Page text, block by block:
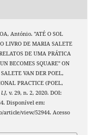
António. "ATÉ O SOL
LIVRO DE MARIA SALETE
DE UMA PRÁTICA
BECOMES SQUARE" ON
VAN DER POEL,
PRACTICE (POEL,
l.], v. 29, n. 2, 2020. DOI:
Disponível em:
view/52944. Acesso